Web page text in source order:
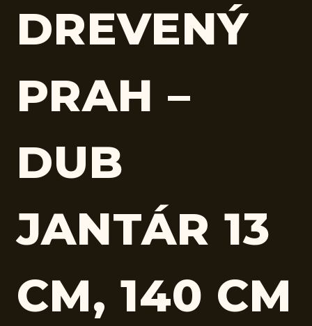
DREVENÝ
PRAH –
DUB
JANTÁR 13
CM, 140 CM